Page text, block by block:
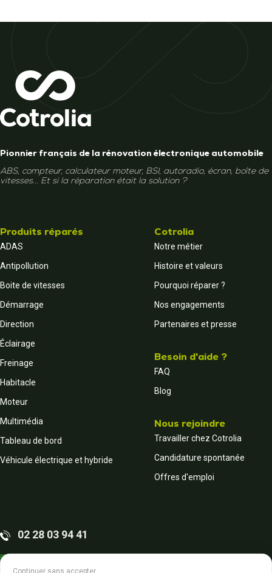
Pionnier français de la rénovation électronique automobile
ABS, compteur, calculateur moteur, BSI, autoradio, écran, boîte de
vitesses... Et si la réparation était la solution ?
Produits réparés
ADAS
Antipollution
Boite de vitesses
Démarrage
Direction
Éclairage
Freinage
Habitacle
Moteur
Multimédia
Tableau de bord
Véhicule électrique et hybride
Cotrolia
Notre métier
Histoire et valeurs
Pourquoi réparer ?
Nos engagements
Partenaires et presse
Besoin d'aide ?
FAQ
Blog
Nous rejoindre
Travailler chez Cotrolia
Candidature spontanée
Offres d'emploi
02 28 03 94 41
Continuer sans accepter